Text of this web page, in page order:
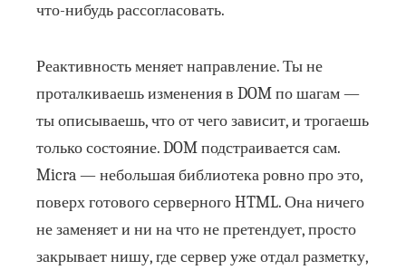
что-нибудь рассогласовать.
Реактивность меняет направление. Ты не
проталкиваешь изменения в DOM по шагам —
ты описываешь, что от чего зависит, и трогаешь
только состояние. DOM подстраивается сам.
Micra — небольшая библиотека ровно про это,
поверх готового серверного HTML. Она ничего
не заменяет и ни на что не претендует, просто
закрывает нишу, где сервер уже отдал разметку,